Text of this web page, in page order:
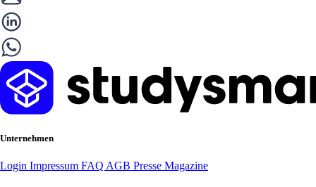
Unternehmen
Login Impressum FAQ AGB Presse Magazine